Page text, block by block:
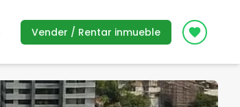
Vender / Rentar inmueble Icon